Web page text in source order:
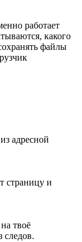
работает
какого
файлы
адресной
страницу и
твоё
следов.